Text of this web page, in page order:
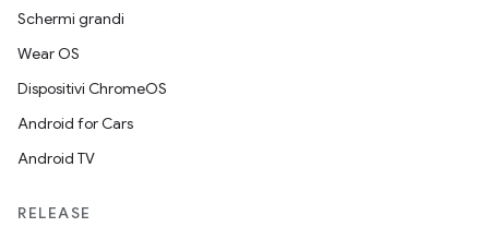
Schermi grandi
Wear OS
Dispositivi ChromeOS
Android for Cars
Android TV
RELEASE